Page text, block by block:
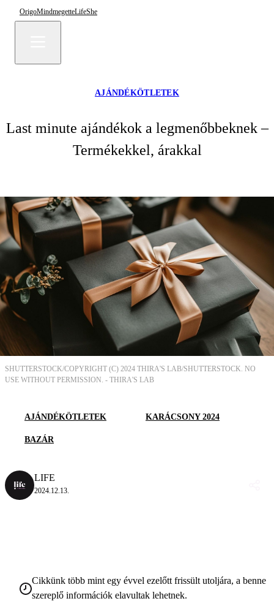
OrigoMindmegetteLifeShe
AJÁNDÉKÖTLETEK
Last minute ajándékok a legmenőbbeknek –
Termékekkel, árakkal
SHUTTERSTOCK/COPYRIGHT (C) 2024 THIRA'S LAB/SHUTTERSTOCK. NO
USE WITHOUT PERMISSION. - THIRA'S LAB
AJÁNDÉKÖTLETEK KARÁCSONY 2024
BAZÁR
LIFE
2024.12.13.
Cikkünk több mint egy évvel ezelőtt frissült utoljára, a benne
szereplő információk elavultak lehetnek.